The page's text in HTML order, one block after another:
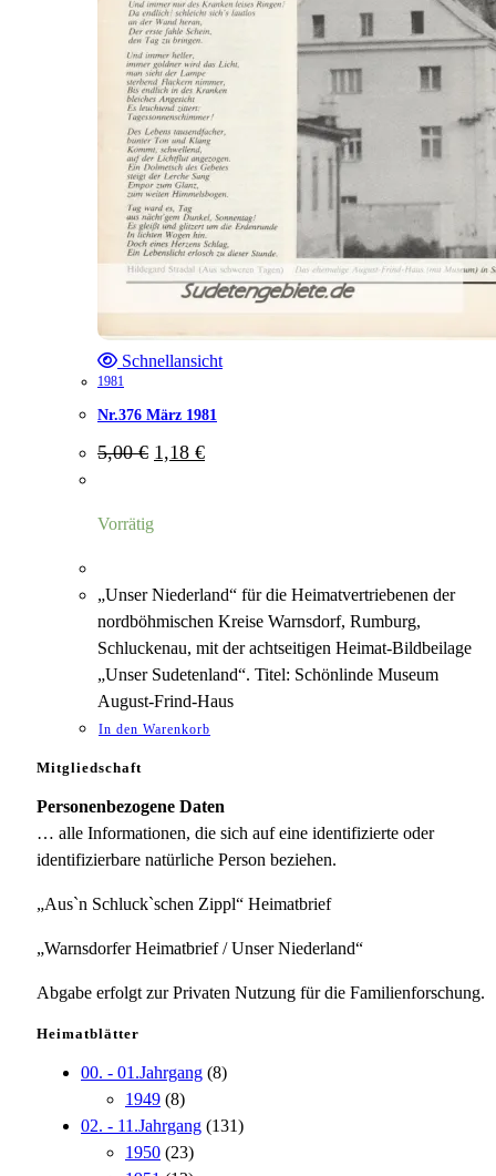
Schnellansicht
1981
Nr.376 März 1981
5,00€ Ursprünglicher
Preis
1,18 €Aktueller
Preis
Vorrätig
„Unser Niederland“ für die Heimatvertriebenen der
nordböhmischen Kreise Warnsdorf, Rumburg,
Schluckenau, mit der achtseitigen Heimat-Bildbeilage
„Unser Sudetenland“. Titel: Schönlinde Museum
August-Frind-Haus
In den Warenkorb
Mitgliedschaft
Personenbezogene Daten
… alle Informationen, die sich auf eine identifizierte oder
identifizierbare natürliche Person beziehen.
„Aus`n Schluck`schen Zippl“ Heimatbrief
„Warnsdorfer Heimatbrief / Unser Niederland“
Abgabe erfolgt zur Privaten Nutzung für die Familienforschung.
Heimatblätter
00. - 01.Jahrgang (8)
1949 (8)
02. - 11.Jahrgang (131)
1950 (23)